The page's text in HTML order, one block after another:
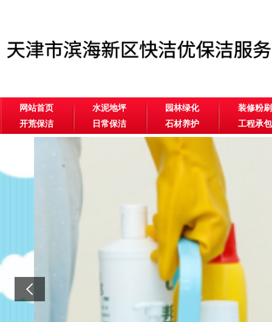
网站首页 水泥地坪 园林绿化
装修粉刷
开荒保洁
日常保洁 石材养护
工程承包
公司相册